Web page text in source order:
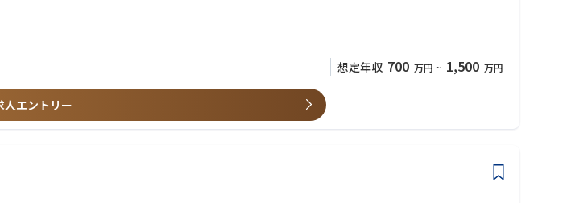
想定年収 700 万円 ~ 1,500 万円
人エントリー